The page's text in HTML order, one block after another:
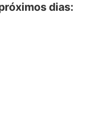
dias: